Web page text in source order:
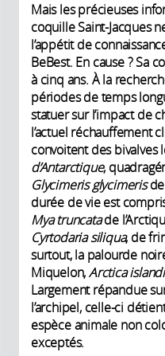
Mais les précieuses
coquille Saint-Jacques
l’appétit de
BeBest. En cause ? Sa
à cinq ans. À la
périodes de temps
statuer sur l’impact de
l’actuel réchauffement
convoitent des bivalves
d’Antarctique,
Glycimeris glycimerisde
durée de vie est
Mya truncatade
Cyrtodaria siliqua, de
surtout, la palourde
Miquelon,Arctica
Largement répandue
l’archipel, celle-ci
espèce animale non
exceptés.